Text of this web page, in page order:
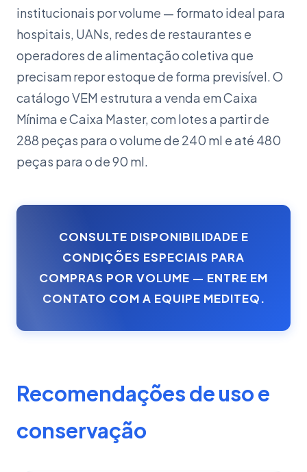
institucionais por volume — formato ideal para
hospitais, UANs, redes de restaurantes e
operadores de alimentação coletiva que
precisam repor estoque de forma previsível. O
catálogo VEM estrutura a venda em Caixa
Mínima e Caixa Master, com lotes a partir de
288 peças para o volume de 240 ml e até 480
peças para o de 90 ml.
CONSULTE DISPONIBILIDADE E
CONDIÇÕES ESPECIAIS PARA
COMPRAS POR VOLUME — ENTRE EM
CONTATO COM A EQUIPE MEDITEQ.
Recomendações de uso e
conservação